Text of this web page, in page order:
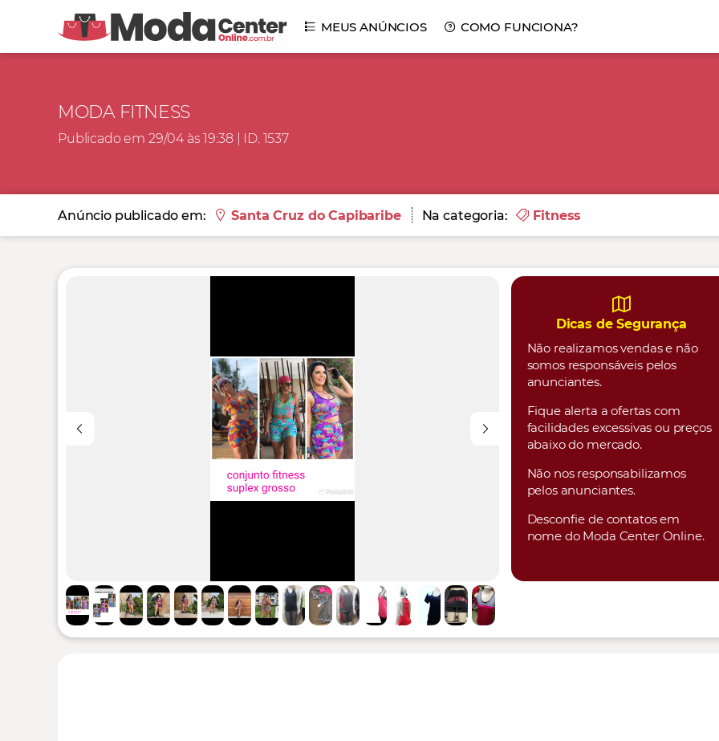
MEUS ANÚNCIOS COMO FUNCIONA?
MODA FITNESS
Publicado em 29/04 às 19:38 | ID. 1537
Anúncio publicado em: Santa Cruz do Capibaribe Na categoria: Fitness
Dicas de Segurança
Não realizamos vendas e não
somos responsáveis pelos
anunciantes.
Fique alerta a ofertas com
facilidades excessivas ou preços
abaixo do mercado.
Não nos responsabilizamos
pelos anunciantes.
Desconfie de contatos em
nome do Moda Center Online.